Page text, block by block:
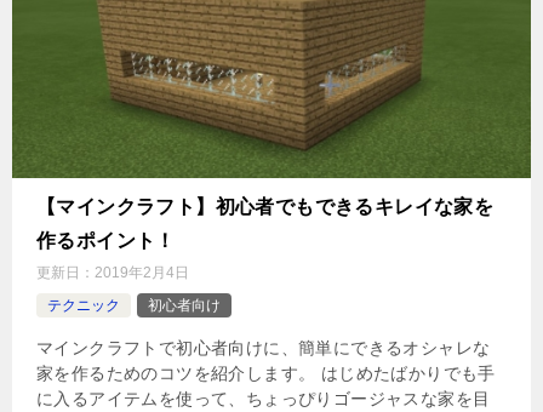
【マインクラフト】初心者でもできるキレイな家を
作るポイント！
更新日： 2019年2月4日
テクニック
初心者向け
マインクラフトで初心者向けに、簡単にできるオシャレな
家を作るためのコツを紹介します。 はじめたばかりでも手
に入るアイテムを使って、ちょっぴりゴージャスな家を目